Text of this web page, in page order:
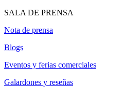
SALA DE PRENSA
Nota de prensa
Blogs
Eventos y ferias comerciales
Galardones y reseñas